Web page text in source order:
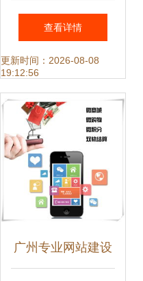
的深度解析 以《九
天传》为例的网络
技术服务模式
查看详情
更新时间：2026-08-08
19:12:56
广州专业网站建设